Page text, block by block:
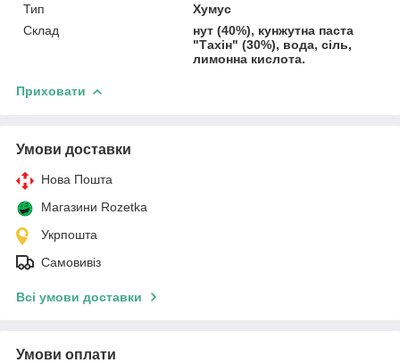
Тип
Хумус
Склад
нут (40%), кунжутна паста
"Тахін" (30%), вода, сіль,
лимонна кислота.
Приховати
Умови доставки
Нова Пошта
Магазини Rozetka
Укрпошта
Самовивіз
Всі умови доставки
Умови оплати